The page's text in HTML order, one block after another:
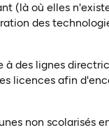
(là où elles
des
à des lignes
licences afin
non scolarisés